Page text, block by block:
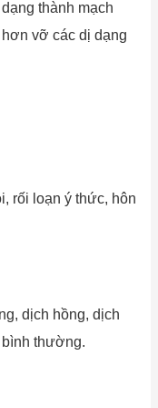
thành mạch
vỡ các dị dạng
rối loạn ý thức, hôn
dịch hồng, dịch
bình thường.